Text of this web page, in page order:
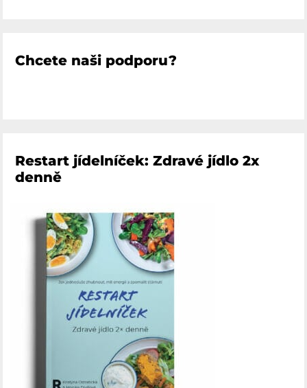
Chcete naši podporu?
Restart jídelníček: Zdravé jídlo 2x
denně